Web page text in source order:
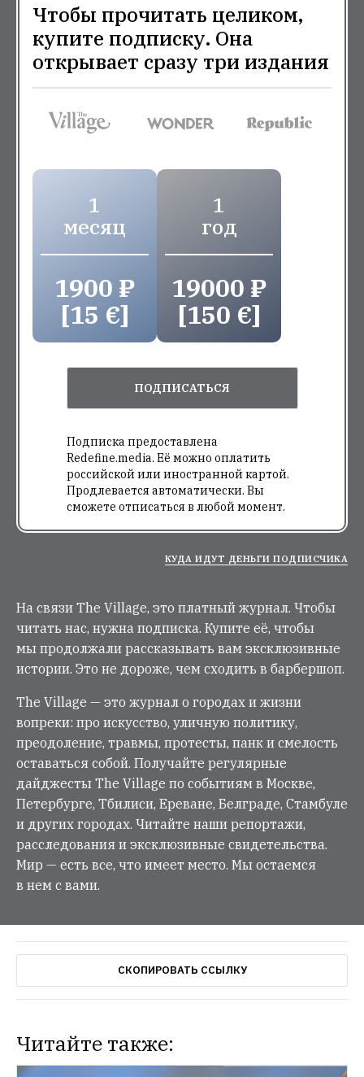
Чтобы прочитать целиком,
купите подписку. Она
открывает сразу три издания
1
месяц
1900 ₽
[15 €]
1
год
19000 ₽
[150 €]
ПОДПИСАТЬСЯ
Подписка предоставлена
Redefine.media. Её можно оплатить
российской или иностранной картой.
Продлевается автоматически. Вы
сможете отписаться в любой момент.
КУДА ИДУТ ДЕНЬГИ ПОДПИСЧИКА
На связи The Village, это платный журнал. Чтобы
читать нас, нужна подписка. Купите её, чтобы
мы продолжали рассказывать вам эксклюзивные
истории. Это не дороже, чем сходить в барбершоп.
The Village — это журнал о городах и жизни
вопреки: про искусство, уличную политику,
преодоление, травмы, протесты, панк и смелость
оставаться собой. Получайте регулярные
дайджесты The Village по событиям в Москве,
Петербурге, Тбилиси, Ереване, Белграде, Стамбуле
и других городах. Читайте наши репортажи,
расследования и эксклюзивные свидетельства.
Мир — есть все, что имеет место. Мы остаемся
в нем с вами.
СКОПИРОВАТЬ ССЫЛКУ
Читайте также: